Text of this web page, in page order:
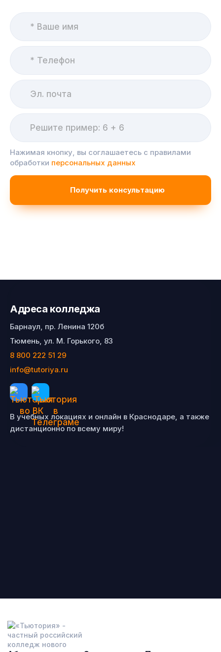
Адреса колледжа
Барнаул, пр. Ленина 120б
Тюмень, ул. М. Горького, 83
8 800 222 51 29
info@tutoriya.ru
В учебных локациях и онлайн в Краснодаре, а также
дистанционно по всему миру!
Нажимая кнопку, вы соглашаетесь с правилами
обработки персональных данных